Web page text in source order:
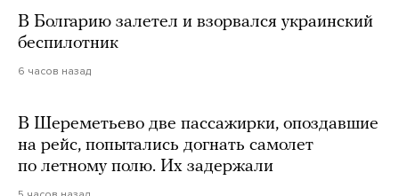
В Болгарию залетел и взорвался украинский
беспилотник
6 часов назад
В Шереметьево две пассажирки, опоздавшие
на рейс, попытались догнать самолет
по летному полю. Их задержали